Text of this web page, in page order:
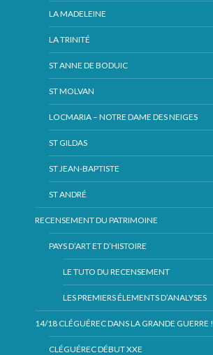
LA MADELEINE
LA TRINITÉ
ST ANNE DE BODUIC
ST MOLVAN
LOCMARIA – NOTRE DAME DES NEIGES
ST GILDAS
ST JEAN-BAPTISTE
ST ANDRÉ
RECENSEMENT DU PATRIMOINE
PAYS D’ART ET D’HISTOIRE
LE TUTO DU RECENSEMENT
LES PREMIERS ÉLEMENTS D’ANALYSES
14/18 CLÉGUÉREC DANS LA GRANDE GUERRE !
CLÉGUÉREC DÉBUT XXE